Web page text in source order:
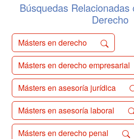
Búsquedas
Derecho
Másters en derecho
Másters en derecho empresarial
Másters en asesoría jurídica
Másters en asesoría laboral
Másters en derecho penal